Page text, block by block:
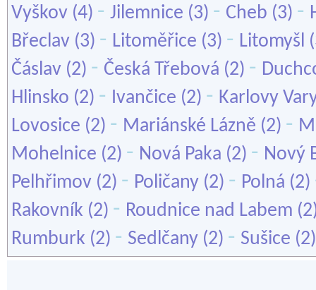
Vyškov (4) - Jilemnice (3) - Cheb (3) -
Břeclav (3) - Litoměřice (3) - Litomyšl
Čáslav (2) - Česká Třebová (2) -
Hlinsko (2) - Ivančice (2) - Karlovy
Lovosice (2) - Mariánské Lázně (2) -
Mohelnice (2) - Nová Paka (2) - Nový
Pelhřimov (2) - Poličany (2) - Polná (2)
Rakovník (2) - Roudnice nad Labem
Rumburk (2) - Sedlčany (2) - Sušice